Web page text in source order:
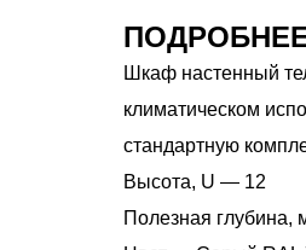
Шкаф настенный
климатическом
стандартную
Высота, U — 12
Полезная